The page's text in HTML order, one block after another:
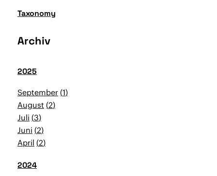
Taxonomy
Archiv
2025
September 1
August 2
Juli 3
Juni 2
April 2
2024